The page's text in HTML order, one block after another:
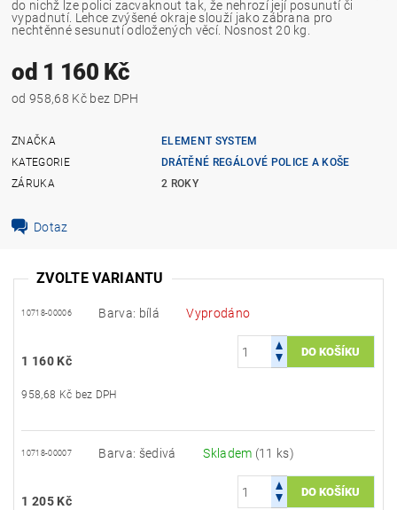
do nichž lze polici zacvaknout tak, že nehrozí její posunutí či
vypadnutí. Lehce zvýšené okraje slouží jako zábrana pro
nechtěnné sesunutí odložených věcí. Nosnost 20 kg.
od 1 160 Kč
od 958,68 Kč bez DPH
ZNAČKA
ELEMENT SYSTEM
KATEGORIE
DRÁTĚNÉ REGÁLOVÉ POLICE A KOŠE
ZÁRUKA
2 ROKY
Dotaz
ZVOLTE VARIANTU
10718-00006 Barva: bílá Vyprodáno
1 160 Kč
958,68 Kč bez DPH
10718-00007 Barva: šedivá Skladem (11 ks)
1 205 Kč